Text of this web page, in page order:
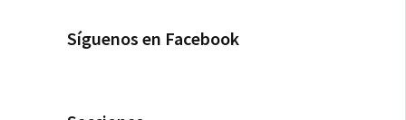
Síguenos en Facebook